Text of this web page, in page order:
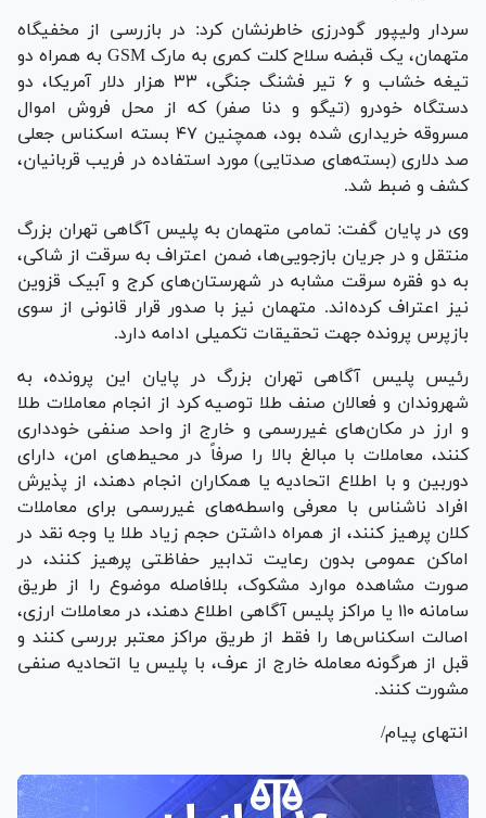
سردار ولیپور گودرزی خاطرنشان کرد: در بازرسی از مخفیگاه
متهمان، یک قبضه سلاح کلت کمری به مارک GSM به همراه دو
تیغه خشاب و ۶ تیر فشنگ جنگی، ۳۳ هزار دلار آمریکا، دو
دستگاه خودرو (تیگو و دنا صفر) که از محل فروش اموال
مسروقه خریداری شده بود، همچنین ۴۷ بسته اسکناس جعلی
صد دلاری (بسته‌های صدتایی) مورد استفاده در فریب قربانیان،
کشف و ضبط شد.
وی در پایان گفت: تمامی متهمان به پلیس آگاهی تهران بزرگ
منتقل و در جریان بازجویی‌ها، ضمن اعتراف به سرقت از شاکی،
به دو فقره سرقت مشابه در شهرستان‌های کرج و آبیک قزوین
نیز اعتراف کرده‌اند. متهمان نیز با صدور قرار قانونی از سوی
بازپرس پرونده جهت تحقیقات تکمیلی ادامه دارد.
رئیس پلیس آگاهی تهران بزرگ در پایان این پرونده، به
شهروندان و فعالان صنف طلا توصیه کرد از انجام معاملات طلا
و ارز در مکان‌های غیررسمی و خارج از واحد صنفی خودداری
کنند، معاملات با مبالغ بالا را صرفاً در محیط‌های امن، دارای
دوربین و با اطلاع اتحادیه یا همکاران انجام دهند، از پذیرش
افراد ناشناس با معرفی واسطه‌های غیررسمی برای معاملات
کلان پرهیز کنند، از همراه داشتن حجم زیاد طلا یا وجه نقد در
اماکن عمومی بدون رعایت تدابیر حفاظتی پرهیز کنند، در
صورت مشاهده موارد مشکوک، بلافاصله موضوع را از طریق
سامانه ۱۱۰ یا مراکز پلیس آگاهی اطلاع دهند، در معاملات ارزی،
اصالت اسکناس‌ها را فقط از طریق مراکز معتبر بررسی کنند و
قبل از هرگونه معامله خارج از عرف، با پلیس یا اتحادیه صنفی
مشورت کنند.
انتهای پیام/